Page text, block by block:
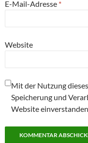
E-Mail-Adresse *
Website
Mit der Nutzung
Speicherung und
Website